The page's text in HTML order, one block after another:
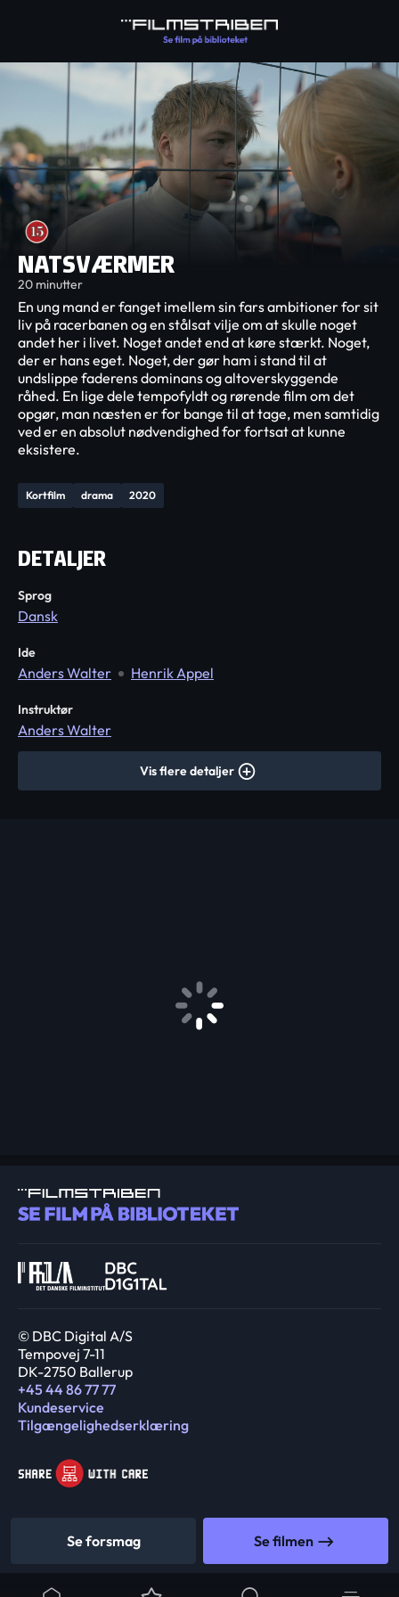
NATSVÆRMER
20 minutter
Kortfilm drama 2020
En ung mand er fanget imellem sin fars ambitioner for sit
liv på racerbanen og en stålsat vilje om at skulle noget
andet her i livet. Noget andet end at køre stærkt. Noget,
der er hans eget. Noget, der gør ham i stand til at
undslippe faderens dominans og altoverskyggende
råhed. En lige dele tempofyldt og rørende film om det
opgør, man næsten er for bange til at tage, men samtidig
ved er en absolut nødvendighed for fortsat at kunne
eksistere.
Se forsmag Se filmen
DETALJER
Sprog
Dansk
Ide
Anders Walter Henrik Appel
Instruktør
Anders Walter
Vis flere detaljer
© DBC Digital A/S
Tempovej 7-11
DK-2750 Ballerup
+45 44 86 77 77
Kundeservice
Tilgængelighedserklæring